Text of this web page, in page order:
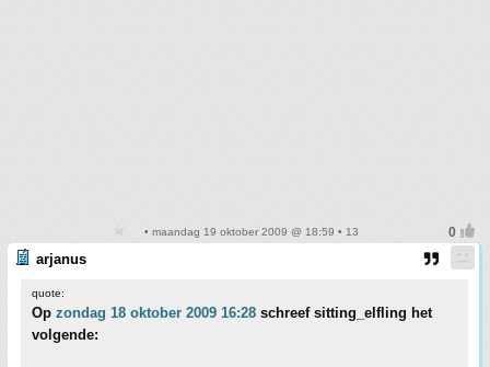
• maandag 19 oktober 2009 @ 18:59 • 13
arjanus
quote:
Op zondag 18 oktober 2009 16:28 schreef sitting_elfling het
volgende: